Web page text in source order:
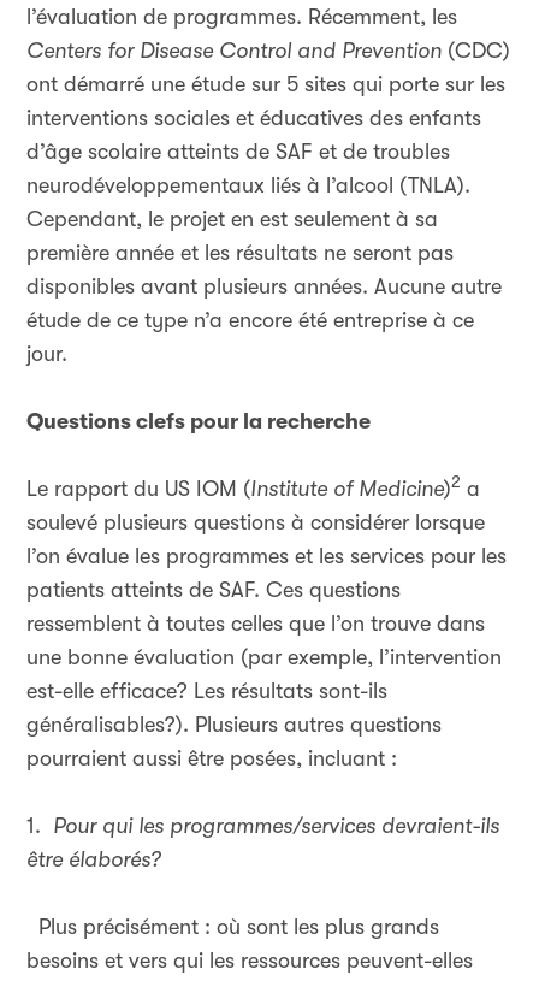
l’évaluation de programmes. Récemment, les
Centers for Disease Control and Prevention (CDC)
ont démarré une étude sur 5 sites qui porte sur les
interventions sociales et éducatives des enfants
d’âge scolaire atteints de SAF et de troubles
neurodéveloppementaux liés à l’alcool (TNLA).
Cependant, le projet en est seulement à sa
première année et les résultats ne seront pas
disponibles avant plusieurs années. Aucune autre
étude de ce type n’a encore été entreprise à ce
jour.
Questions clefs pour la recherche
Le rapport du US IOM (Institute of Medicine)2 a
soulevé plusieurs questions à considérer lorsque
l’on évalue les programmes et les services pour les
patients atteints de SAF. Ces questions
ressemblent à toutes celles que l’on trouve dans
une bonne évaluation (par exemple, l’intervention
est-elle efficace? Les résultats sont-ils
généralisables?). Plusieurs autres questions
pourraient aussi être posées, incluant :
1. Pour qui les programmes/services devraient-ils
être élaborés?
Plus précisément : où sont les plus grands
besoins et vers qui les ressources peuvent-elles